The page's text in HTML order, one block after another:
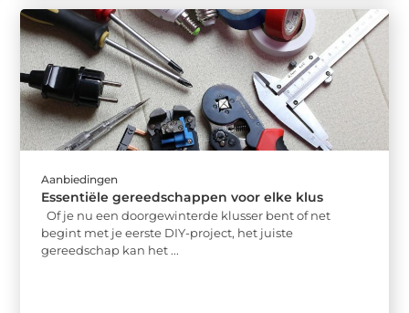
Aanbiedingen
Essentiële gereedschappen voor elke klus
Of je nu een doorgewinterde klusser bent of net
begint met je eerste DIY-project, het juiste
gereedschap kan het ...